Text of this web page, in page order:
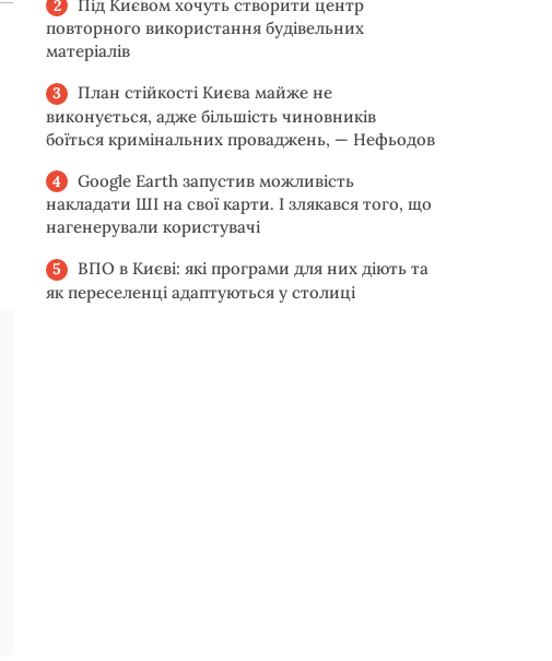
Під Києвом хочуть створити центр
повторного використання будівельних
матеріалів
План стійкості Києва майже не
виконується, адже більшість чиновників
боїться кримінальних проваджень, — Нефьодов
Google Earth запустив можливість
накладати ШІ на свої карти. І злякався того, що
нагенерували користувачі
ВПО в Києві: які програми для них діють та
як переселенці адаптуються у столиці